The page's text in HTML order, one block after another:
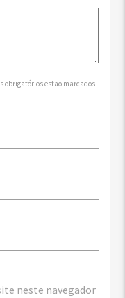
obrigatórios estão marcados
neste navegador